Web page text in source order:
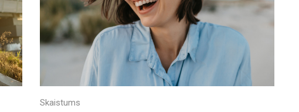
Skaistums